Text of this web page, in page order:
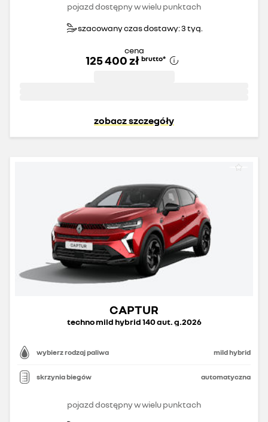
pojazd dostępny w wielu punktach
szacowany czas dostawy: 3 tyg.
cena
125 400 zł brutto*
zobacz szczegóły
CAPTUR
techno mild hybrid 140 aut. g.2026
wybierz rodzaj paliwa mild hybrid
skrzynia biegów automatyczna
pojazd dostępny w wielu punktach